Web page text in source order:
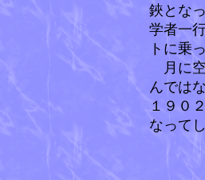
鋏とな
学者一
トに乗
月に空
んでは
１９０
なって